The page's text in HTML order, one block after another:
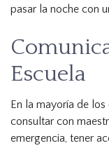
pasar la noche con
Escuela
En la mayoría de
consultar con
emergencia, tener